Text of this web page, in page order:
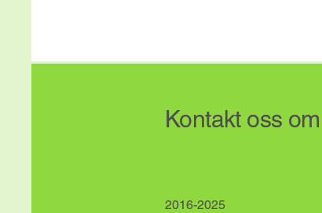
Kontakt oss
2016-2025